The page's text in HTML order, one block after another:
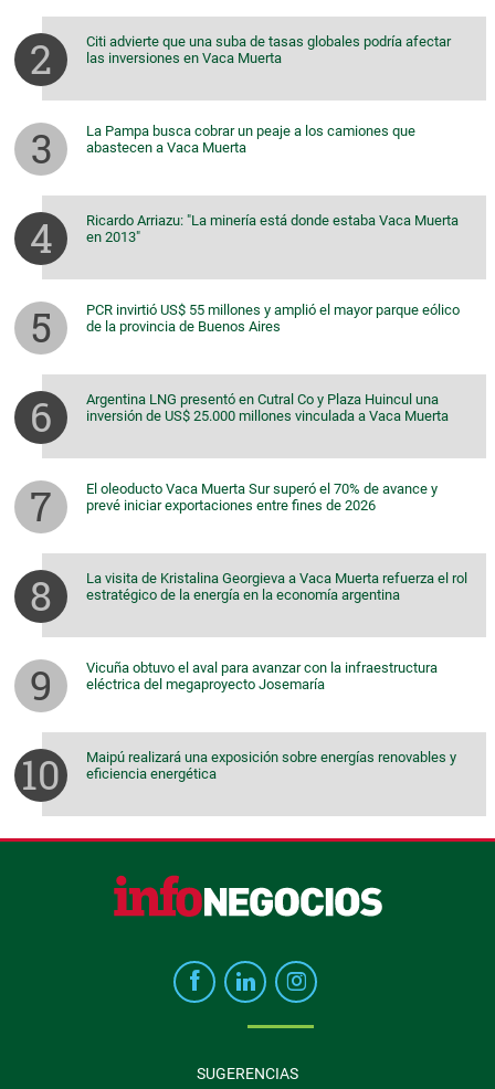
Citi advierte que una suba de tasas globales podría afectar
las inversiones en Vaca Muerta
La Pampa busca cobrar un peaje a los camiones que
abastecen a Vaca Muerta
Ricardo Arriazu: "La minería está donde estaba Vaca Muerta
en 2013"
PCR invirtió US$ 55 millones y amplió el mayor parque eólico
de la provincia de Buenos Aires
Argentina LNG presentó en Cutral Co y Plaza Huincul una
inversión de US$ 25.000 millones vinculada a Vaca Muerta
El oleoducto Vaca Muerta Sur superó el 70% de avance y
prevé iniciar exportaciones entre fines de 2026
La visita de Kristalina Georgieva a Vaca Muerta refuerza el rol
estratégico de la energía en la economía argentina
Vicuña obtuvo el aval para avanzar con la infraestructura
eléctrica del megaproyecto Josemaría
Maipú realizará una exposición sobre energías renovables y
eficiencia energética
SUGERENCIAS